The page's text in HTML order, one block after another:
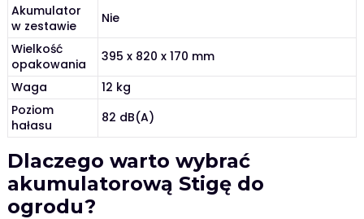
Akumulator
w zestawie
Nie
Wielkość
opakowania
395 x 820 x 170 mm
Waga
12 kg
Poziom
hałasu
82 dB(A)
Dlaczego warto wybrać
akumulatorową Stigę do
ogrodu?